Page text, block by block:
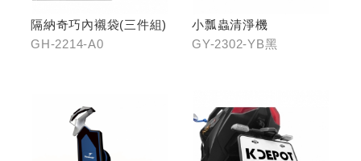
隔納奇巧內襯袋(三件組)
GH-2214-A0
小瓢蟲清淨機
GY-2302-YB黑